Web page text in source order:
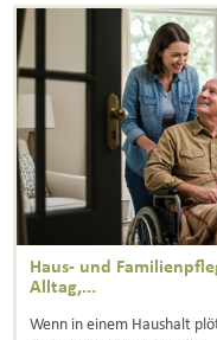
Haus- und
Alltag,...
Wenn in einem Haushalt